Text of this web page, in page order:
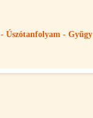
Úszótanfolyam - Gyűgy